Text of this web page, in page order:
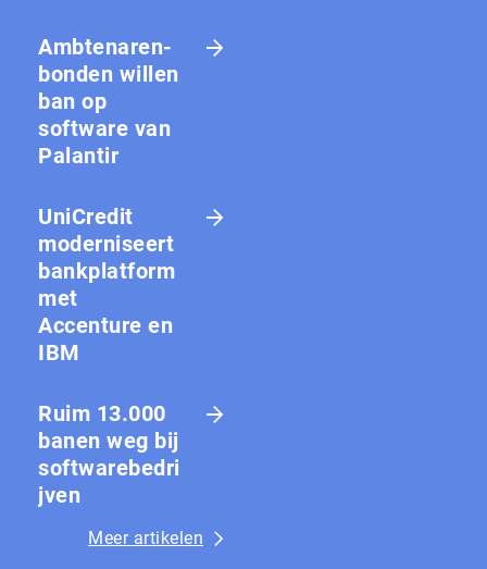
Amb­te­na­ren­
bon­den willen
ban op
software van
Palantir
UniCredit
moderniseert
bankplatform
met
Accenture en
IBM
Ruim 13.000
banen weg bij
softwarebedri
jven
Meer artikelen